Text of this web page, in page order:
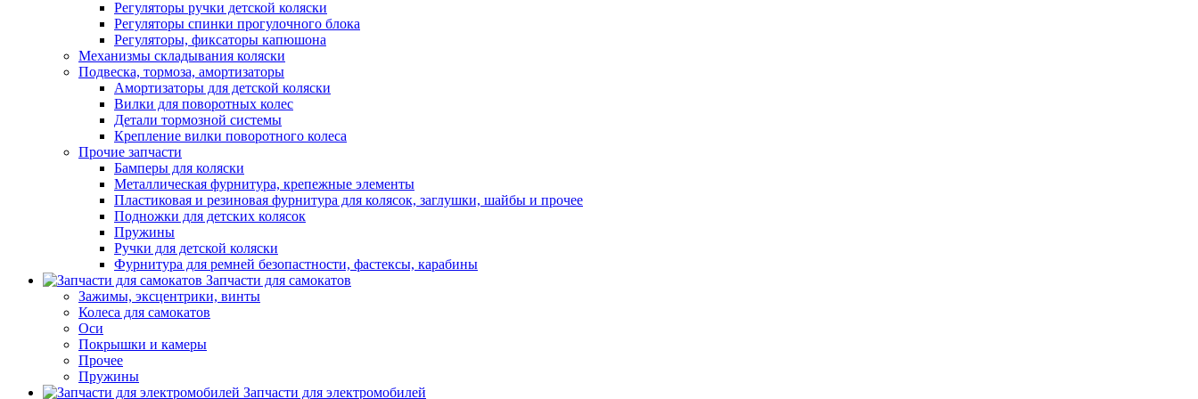
Регуляторы ручки детской коляски
Регуляторы спинки прогулочного блока
Регуляторы, фиксаторы капюшона
Механизмы складывания коляски
Подвеска, тормоза, амортизаторы
Амортизаторы для детской коляски
Вилки для поворотных колес
Детали тормозной системы
Крепление вилки поворотного колеса
Прочие запчасти
Бамперы для коляски
Металлическая фурнитура, крепежные элементы
Пластиковая и резиновая фурнитура для колясок, заглушки, шайбы и прочее
Подножки для детских колясок
Пружины
Ручки для детской коляски
Фурнитура для ремней безопастности, фастексы, карабины
Запчасти для самокатов
Зажимы, эксцентрики, винты
Колеса для самокатов
Оси
Покрышки и камеры
Прочее
Пружины
Запчасти для электромобилей